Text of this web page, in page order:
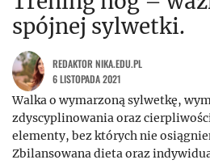
spójnej sylwetki.
REDAKTOR NIKA.EDU.PL
6 LISTOPADA 2021
Walka o wymarzoną sylwetkę,
zdyscyplinowania oraz
elementy, bez których nie
Zbilansowana dieta oraz